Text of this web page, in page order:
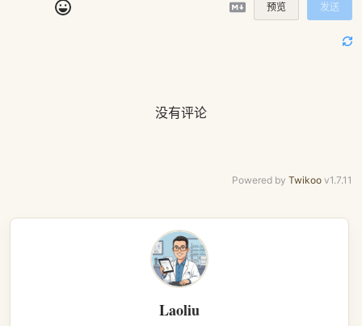
预览 发送
没有评论
Powered by Twikoo v1.7.11
Laoliu